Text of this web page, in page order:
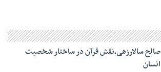
صالح سالارزهی،‌نقش قرآن در ساختار شخصیت
انسان